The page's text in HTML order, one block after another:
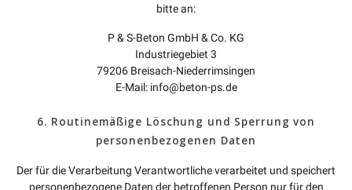
bitte an:
P & S-Beton GmbH & Co. KG
Industriegebiet 3
79206 Breisach-Niederrimsingen
E-Mail: info@beton-ps.de
6. Routinemäßige Löschung und Sperrung von
personenbezogenen Daten
Der für die Verarbeitung Verantwortliche verarbeitet und speichert
personenbezogene Daten der betroffenen Person nur für den